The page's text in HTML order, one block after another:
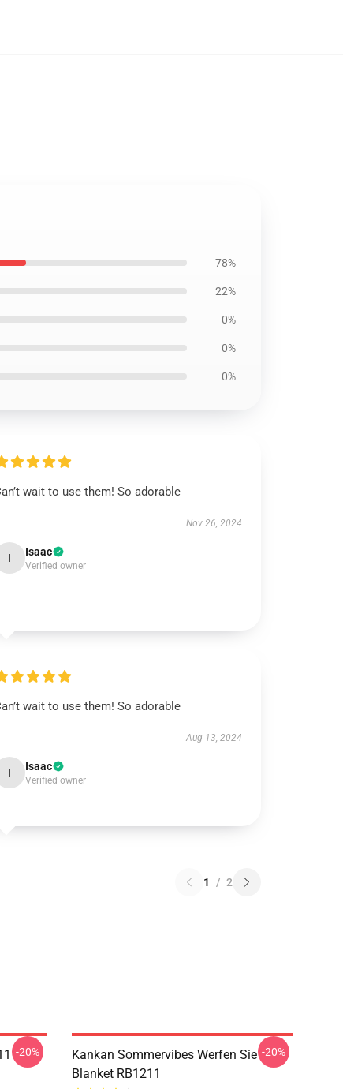
78%
22%
0%
0%
0%
wait to use them! So adorable
Nov 26, 2024
I Isaac
Verified owner
wait to use them! So adorable
Aug 13, 2024
I Isaac
Verified owner
1 / 2
-20%
Kankan Sommervibes Werfen Sie
Blanket RB1211
-20%